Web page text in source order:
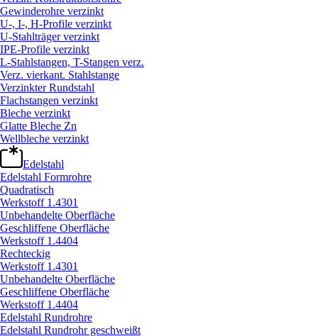
Gewinderohre verzinkt
U-, I-, H-Profile verzinkt
U-Stahlträger verzinkt
IPE-Profile verzinkt
L-Stahlstangen, T-Stangen verz.
Verz. vierkant. Stahlstange
Verzinkter Rundstahl
Flachstangen verzinkt
Bleche verzinkt
Glatte Bleche Zn
Wellbleche verzinkt
Edelstahl
Edelstahl Formrohre
Quadratisch
Werkstoff 1.4301
Unbehandelte Oberfläche
Geschliffene Oberfläche
Werkstoff 1.4404
Rechteckig
Werkstoff 1.4301
Unbehandelte Oberfläche
Geschliffene Oberfläche
Werkstoff 1.4404
Edelstahl Rundrohre
Edelstahl Rundrohr geschweißt